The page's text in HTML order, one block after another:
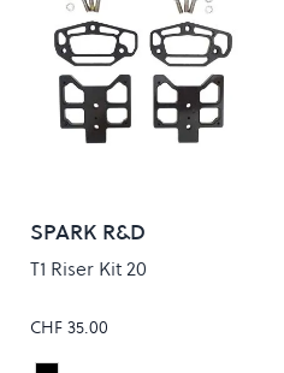
SPARK R&D
T1 Riser Kit 20
CHF 35.00